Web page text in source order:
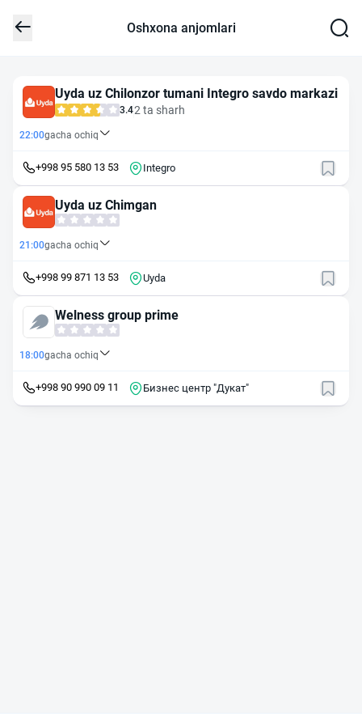
Oshxona anjomlari
Uyda uz Chilonzor tumani Integro savdo markazi
3.42 ta sharh
22:00gacha ochiq
+998 95 580 13 53 Integro
Uyda uz Chimgan
21:00gacha ochiq
+998 99 871 13 53 Uyda
Welness group prime
18:00gacha ochiq
+998 90 990 09 11 Бизнес центр "Дукат"